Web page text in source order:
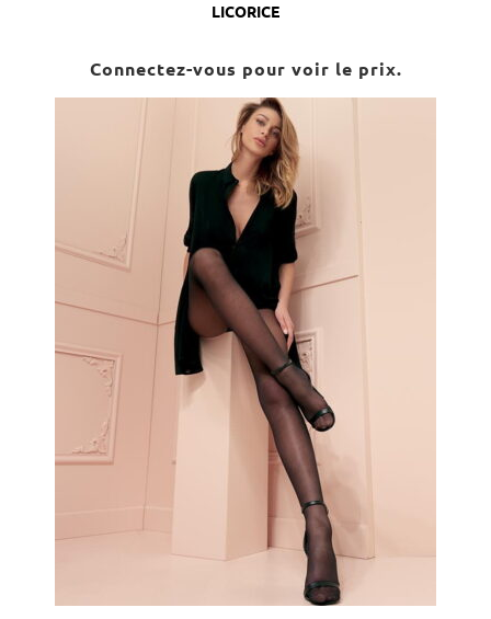
LICORICE
Connectez-vous pour voir le prix.